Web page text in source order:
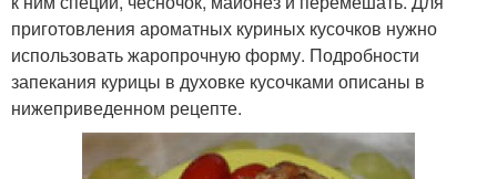
приготовления ароматных куриных кусочков нужно
использовать жаропрочную форму. Подробности
запекания курицы в духовке кусочками описаны в
нижеприведенном рецепте.